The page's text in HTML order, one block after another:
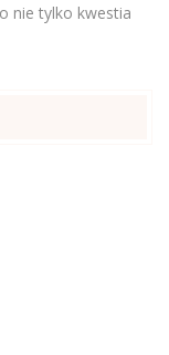
nie tylko kwestia